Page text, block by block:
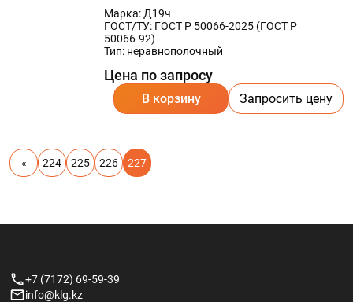
Марка: Д19ч
ГОСТ/ТУ: ГОСТ Р 50066-2025 (ГОСТ Р
50066-92)
Тип: неравнополочный
Цена по запросу
В корзину Запросить цену
« 224 225 226 227
+7 (7172) 69-59-39
info@klg.kz